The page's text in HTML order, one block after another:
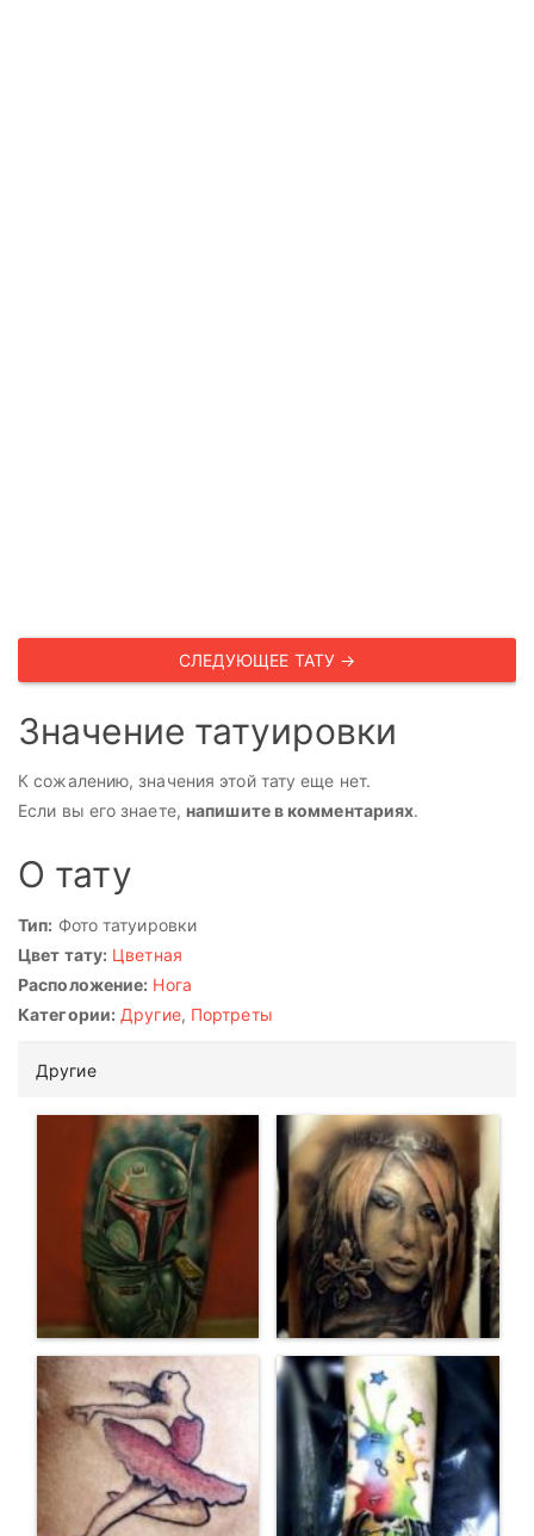
СЛЕДУЮЩЕЕ ТАТУ →
Значение татуировки
К сожалению, значения этой тату еще нет.
Если вы его знаете, напишите в комментариях.
О тату
Тип: Фото татуировки
Цвет тату: Цветная
Расположение: Нога
Категории: Другие, Портреты
Другие